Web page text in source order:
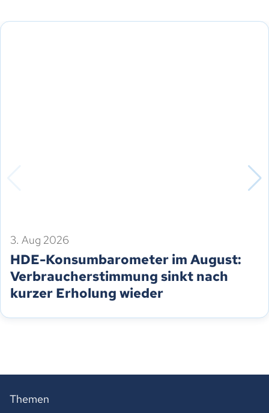
3. Aug 2026
HDE-Konsumbarometer im August:
Verbraucherstimmung sinkt nach
kurzer Erholung wieder
Themen